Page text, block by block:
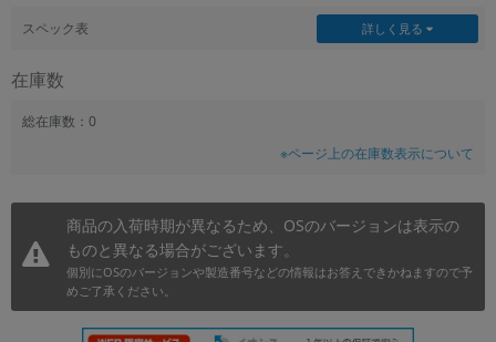
スペック表 詳しく見る
在庫数
総在庫数：0
※ページ上の在庫数表示について
商品の入荷時期が異なるため、OSのバージョンは表示の
ものと異なる場合がございます。
個別にOSのバージョンや製造番号などの情報はお答えできかねますので予
めご了承ください。